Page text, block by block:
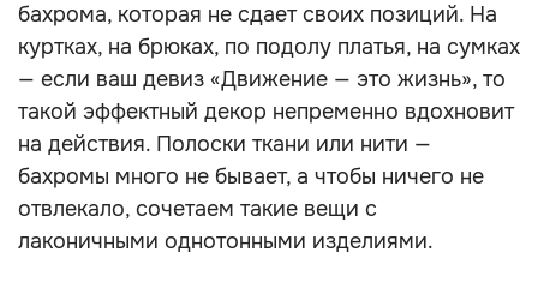
бахрома, которая не сдает своих позиций. На
куртках, на брюках, по подолу платья, на сумках
— если ваш девиз «Движение — это жизнь», то
такой эффектный декор непременно вдохновит
на действия. Полоски ткани или нити —
бахромы много не бывает, а чтобы ничего не
отвлекало, сочетаем такие вещи с
лаконичными однотонными изделиями.